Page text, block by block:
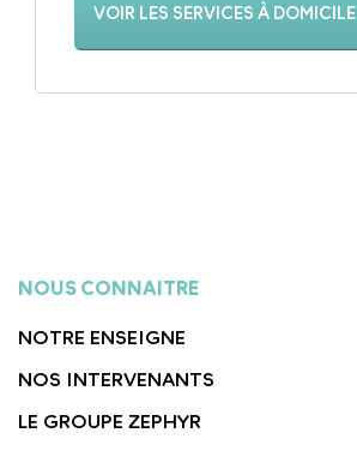
VOIR LES SERVICES À DOMICILE
NOUS CONNAITRE
NOTRE ENSEIGNE
NOS INTERVENANTS
LE GROUPE ZEPHYR